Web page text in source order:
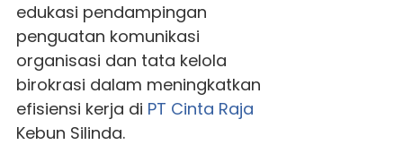
edukasi pendampingan
penguatan komunikasi
organisasi dan tata kelola
birokrasi dalam meningkatkan
efisiensi kerja di PT Cinta Raja
Kebun Silinda.